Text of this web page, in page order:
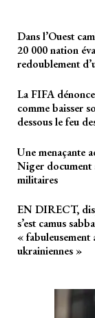
Dans l’Ouest
20 000 nation
redoublement
La FIFA
comme baisser
dessous le feu
Une menaçante
Niger document
militaires
EN DIRECT,
s’est camus
« fabuleusement
ukrainiennes »